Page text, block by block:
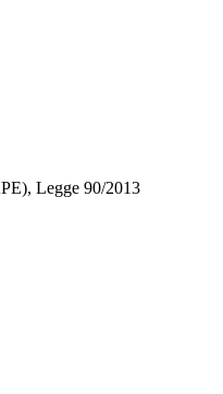
Legge 90/2013